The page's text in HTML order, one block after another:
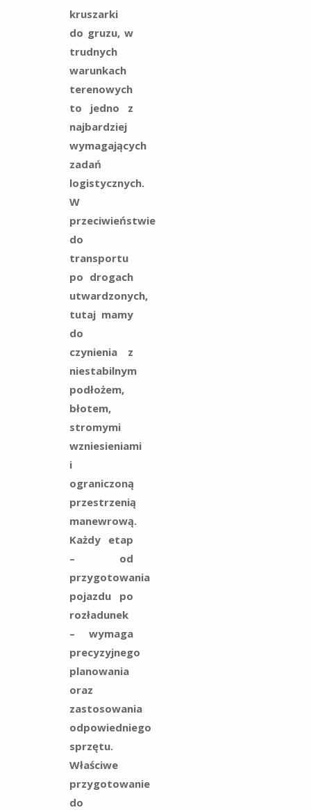
kruszarki
do gruzu, w
trudnych
warunkach
terenowych
to jedno z
najbardziej
wymagających
zadań
logistycznych.
W
przeciwieństwie
do
transportu
po drogach
utwardzonych,
tutaj mamy
do
czynienia z
niestabilnym
podłożem,
błotem,
stromymi
wzniesieniami
i
ograniczoną
przestrzenią
manewrową.
Każdy etap
– od
przygotowania
pojazdu po
rozładunek
– wymaga
precyzyjnego
planowania
oraz
zastosowania
odpowiedniego
sprzętu.
Właściwe
przygotowanie
do